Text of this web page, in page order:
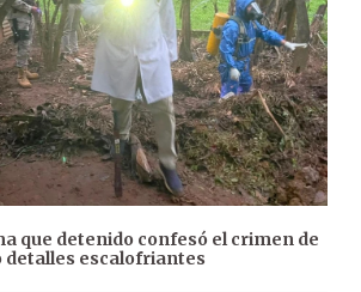
que detenido confesó el crimen de
detalles escalofriantes